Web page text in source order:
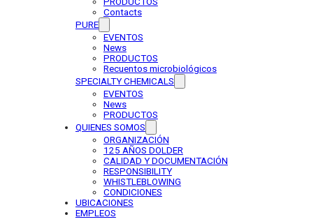
Contacts
PURE
EVENTOS
News
PRODUCTOS
Recuentos microbiológicos
SPECIALTY CHEMICALS
EVENTOS
News
PRODUCTOS
QUIENES SOMOS
ORGANIZACIÓN
125 AÑOS DOLDER
CALIDAD Y DOCUMENTACIÓN
RESPONSIBILITY
WHISTLEBLOWING
CONDICIONES
UBICACIONES
EMPLEOS